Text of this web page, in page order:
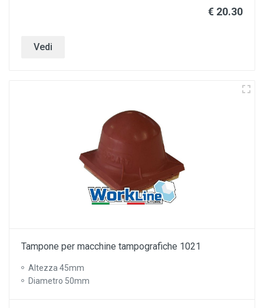
€ 20.30
Vedi
Tampone per macchine tampografiche 1021
Altezza 45mm
Diametro 50mm